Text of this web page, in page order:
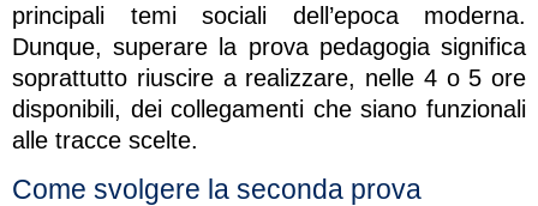
principali temi sociali dell’epoca moderna.
Dunque, superare la prova pedagogia significa
soprattutto riuscire a realizzare, nelle 4 o 5 ore
disponibili, dei collegamenti che siano funzionali
alle tracce scelte.
Come svolgere la seconda prova